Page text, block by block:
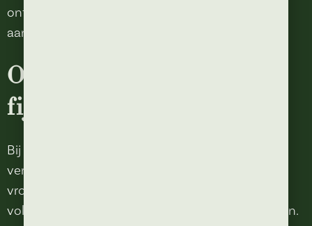
ontspannen lunch op het terras ben je bij Anton
aan het juiste adres.
Ook voor kinderen een
fijne ervaring
Bij ons worden kinderen net even wat extra
verwend. De speciale kindermenukaart staat vol
vrolijke sprookjes en spannende verhalen, naast
volop lekkers waar alle kinderen uit kunnen kiezen.